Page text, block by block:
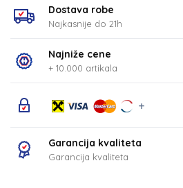
Dostava robe
Najkasnije do 21h
Najniže cene
+ 10.000 artikala
Garancija kvaliteta
Garancija kvaliteta